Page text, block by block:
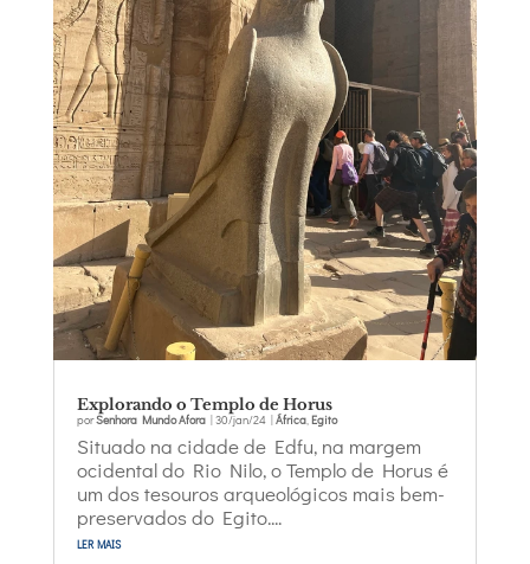
Explorando o Templo de Horus
porSenhora Mundo Afora| 30/jan/24| África, Egito
Situado na cidade de Edfu, na margem
ocidental do Rio Nilo, o Templo de Horus é
um dos tesouros arqueológicos mais bem-
preservados do Egito....
ler mais